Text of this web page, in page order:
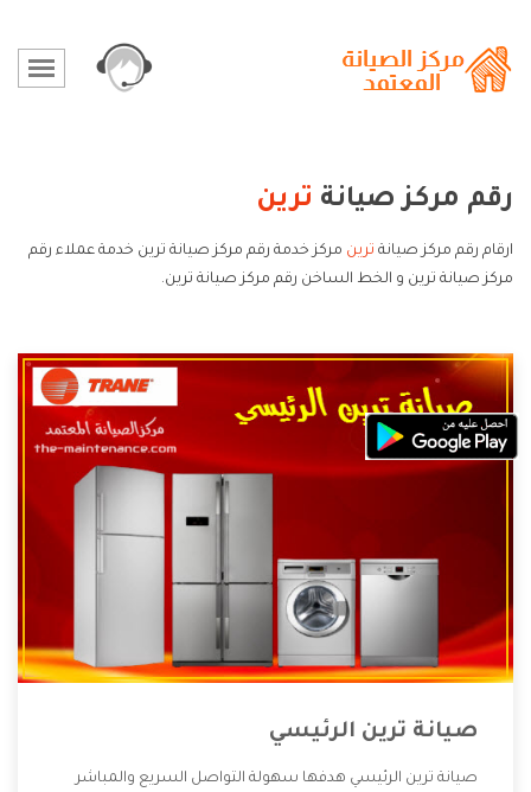
رقم مركز صيانة ترين
ارقام رقم مركز صيانة ترين مركز خدمة رقم مركز صيانة ترين خدمة عملاء رقم
مركز صيانة ترين و الخط الساخن رقم مركز صيانة ترين.
صيانة ترين الرئيسي
صيانة ترين الرئيسي هدفها سهولة التواصل السريع والمباشر